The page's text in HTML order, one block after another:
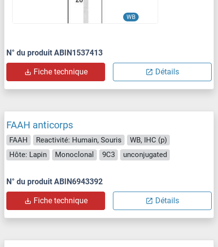
WB
N° du produit ABIN1537413
Fiche technique Détails
FAAH anticorps
FAAH Reactivité: Humain, Souris
WB, IHC (p)
Hôte: Lapin
Monoclonal 9C3 unconjugated
N° du produit ABIN6943392
Fiche technique Détails